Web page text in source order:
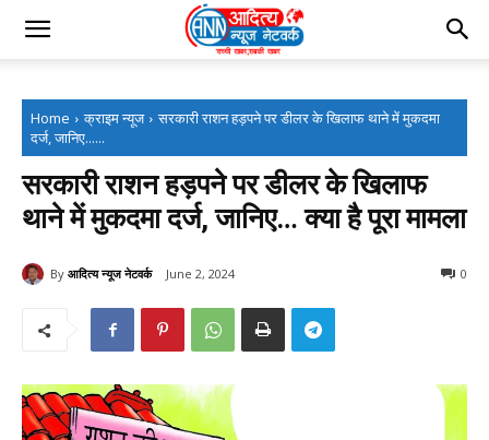
Home क्राइम न्यूज
सरकारी राशन हड़पने पर डीलर के खिलाफ थाने में मुकदमा
दर्ज, जानिए......
सरकारी राशन हड़पने पर डीलर के खिलाफ
थाने में मुकदमा दर्ज, जानिए… क्या है पूरा मामला
By आदित्य न्यूज नेटवर्क June 2, 2024 0